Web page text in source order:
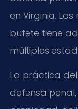
en Virginia.
bufete tiene
múltiples
La práctica
defensa